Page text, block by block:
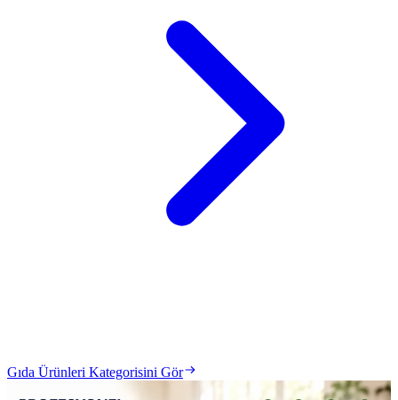
Gıda Ürünleri Kategorisini Gör